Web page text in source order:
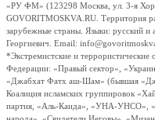
«РУ ФМ» (123298 Москва, ул. 3-я
GOVORITMOSKVA.RU. Территория
зарубежные страны. Языки: русский и
Георгиевич. Email:
*Экстремистские и террористические
Федерации: «Правый сектор»,
«Джабхат Фатх аш-Шам» (бывшая
Коалиция исламских группировок
партия, «Аль-Каида», «УНА-УНСО»,